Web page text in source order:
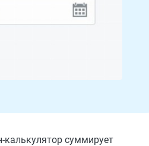
калькулятор суммирует